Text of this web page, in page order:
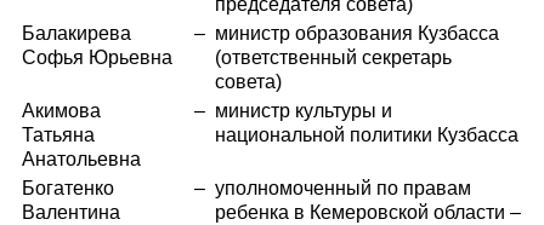
председателя совета)
Балакирева
Софья Юрьевна
– министр образования Кузбасса
(ответственный секретарь
совета)
Акимова
Татьяна
Анатольевна
– министр культуры и
национальной политики Кузбасса
Богатенко
Валентина
– уполномоченный по правам
ребенка в Кемеровской области –